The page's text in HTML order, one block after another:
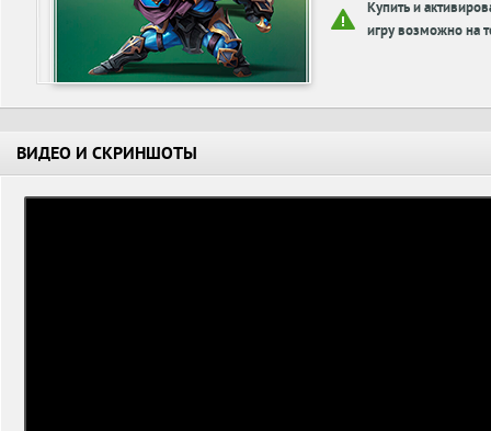
Купить и
игру возможно на
ВИДЕО И СКРИНШОТЫ